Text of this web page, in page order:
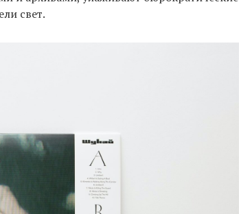
свет.